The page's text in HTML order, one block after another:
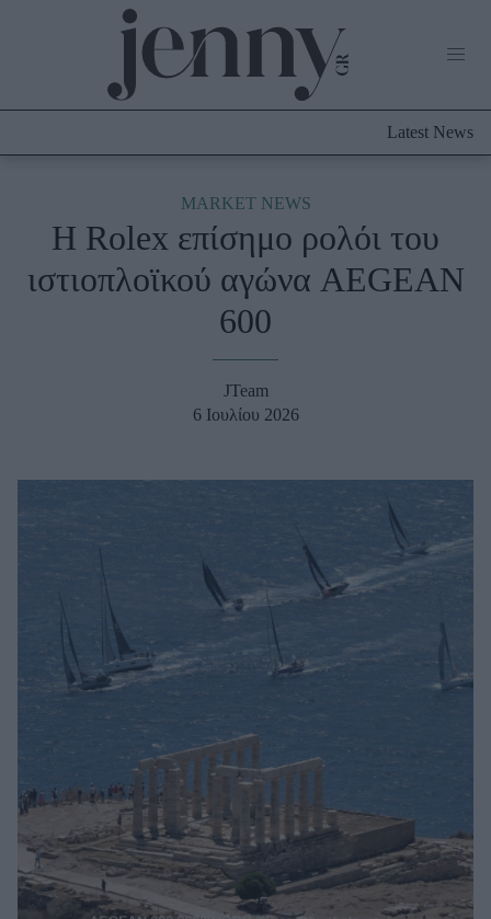
Culture
Fashion
Shopping
Μαλλιά - Νύχια
Well being
Ψυχολογία
Υγεία + Διατροφή
Σχέσεις & Σεξ
Woman Power
Parenting
Working Girl
Real Women
Latest News
MARKET NEWS
Η Rolex επίσημο ρολόι του
ιστιοπλοϊκού αγώνα AEGEAN
600
JTeam
6 Ιουλίου 2026